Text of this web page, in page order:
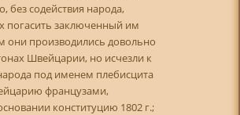
без содействия народа,
погасить заключенный им
они производились довольно
Швейцарии, но исчезли к
под именем плебисцита
французами,
конституцию 1802 г.;